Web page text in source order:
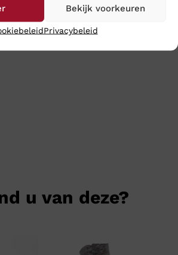
Bekijk voorkeuren
Privacybeleid
24 uur binnen.
u van deze?